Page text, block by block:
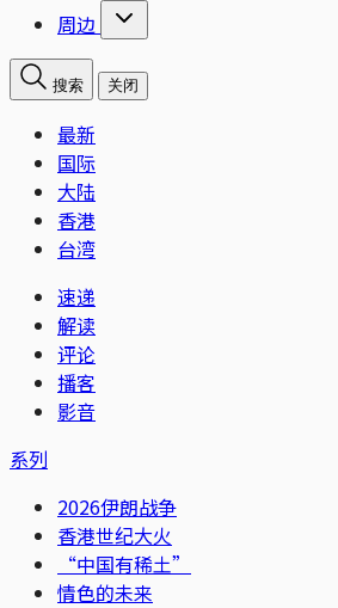
周边
搜索 关闭
最新
国际
大陆
香港
台湾
速递
解读
评论
播客
影音
系列
2026伊朗战争
香港世纪大火
“中国有稀土”
情色的未来